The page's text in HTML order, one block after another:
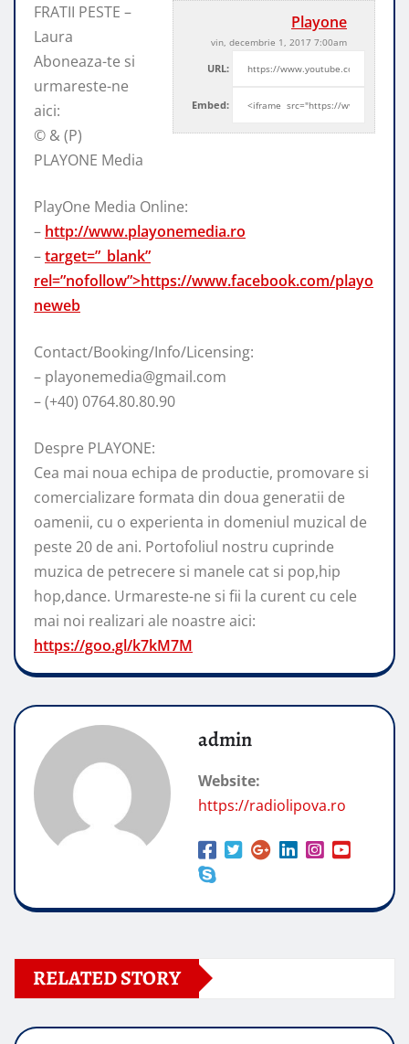
Playone
vin, decembrie 1, 2017 7:00am
URL:
Embed:
FRATII PESTE –
Laura
Aboneaza-te si
urmareste-ne
aici:
© & (P)
PLAYONE Media
PlayOne Media Online:
– http://www.playonemedia.ro
–target=”_blank”
rel=”nofollow”>https://www.facebook.com/playo
neweb
Contact/Booking/Info/Licensing:
– playonemedia@gmail.com
– (+40) 0764.80.80.90
Despre PLAYONE:
Cea mai noua echipa de productie, promovare si
comercializare formata din doua generatii de
oamenii, cu o experienta in domeniul muzical de
peste 20 de ani. Portofoliul nostru cuprinde
muzica de petrecere si manele cat si pop,hip
hop,dance. Urmareste-ne si fii la curent cu cele
mai noi realizari ale noastre aici:
https://goo.gl/k7kM7M
admin
Website:
https://radiolipova.ro
RELATED STORY